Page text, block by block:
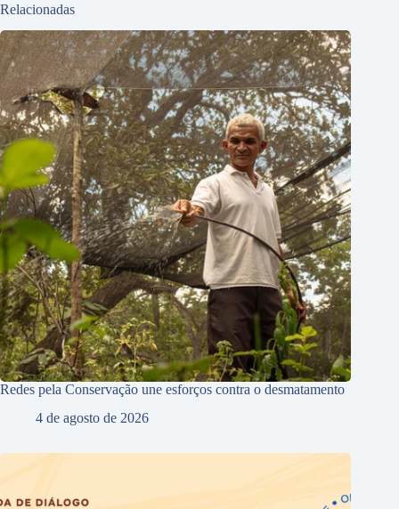
Relacionadas
Redes pela Conservação une esforços contra o desmatamento
4 de agosto de 2026